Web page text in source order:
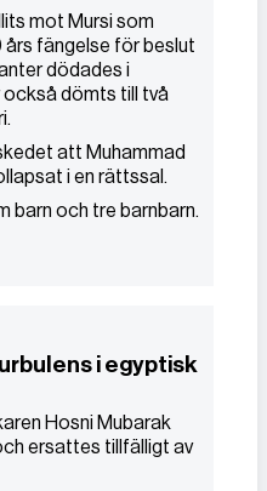
mot Mursi som
fängelse för beslut
dödades i
också dömts till två
att Muhammad
i en rättssal.
barn och tre barnbarn.
i egyptisk
Hosni Mubarak
ersattes tillfälligt av